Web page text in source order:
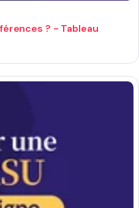
? - Tableau